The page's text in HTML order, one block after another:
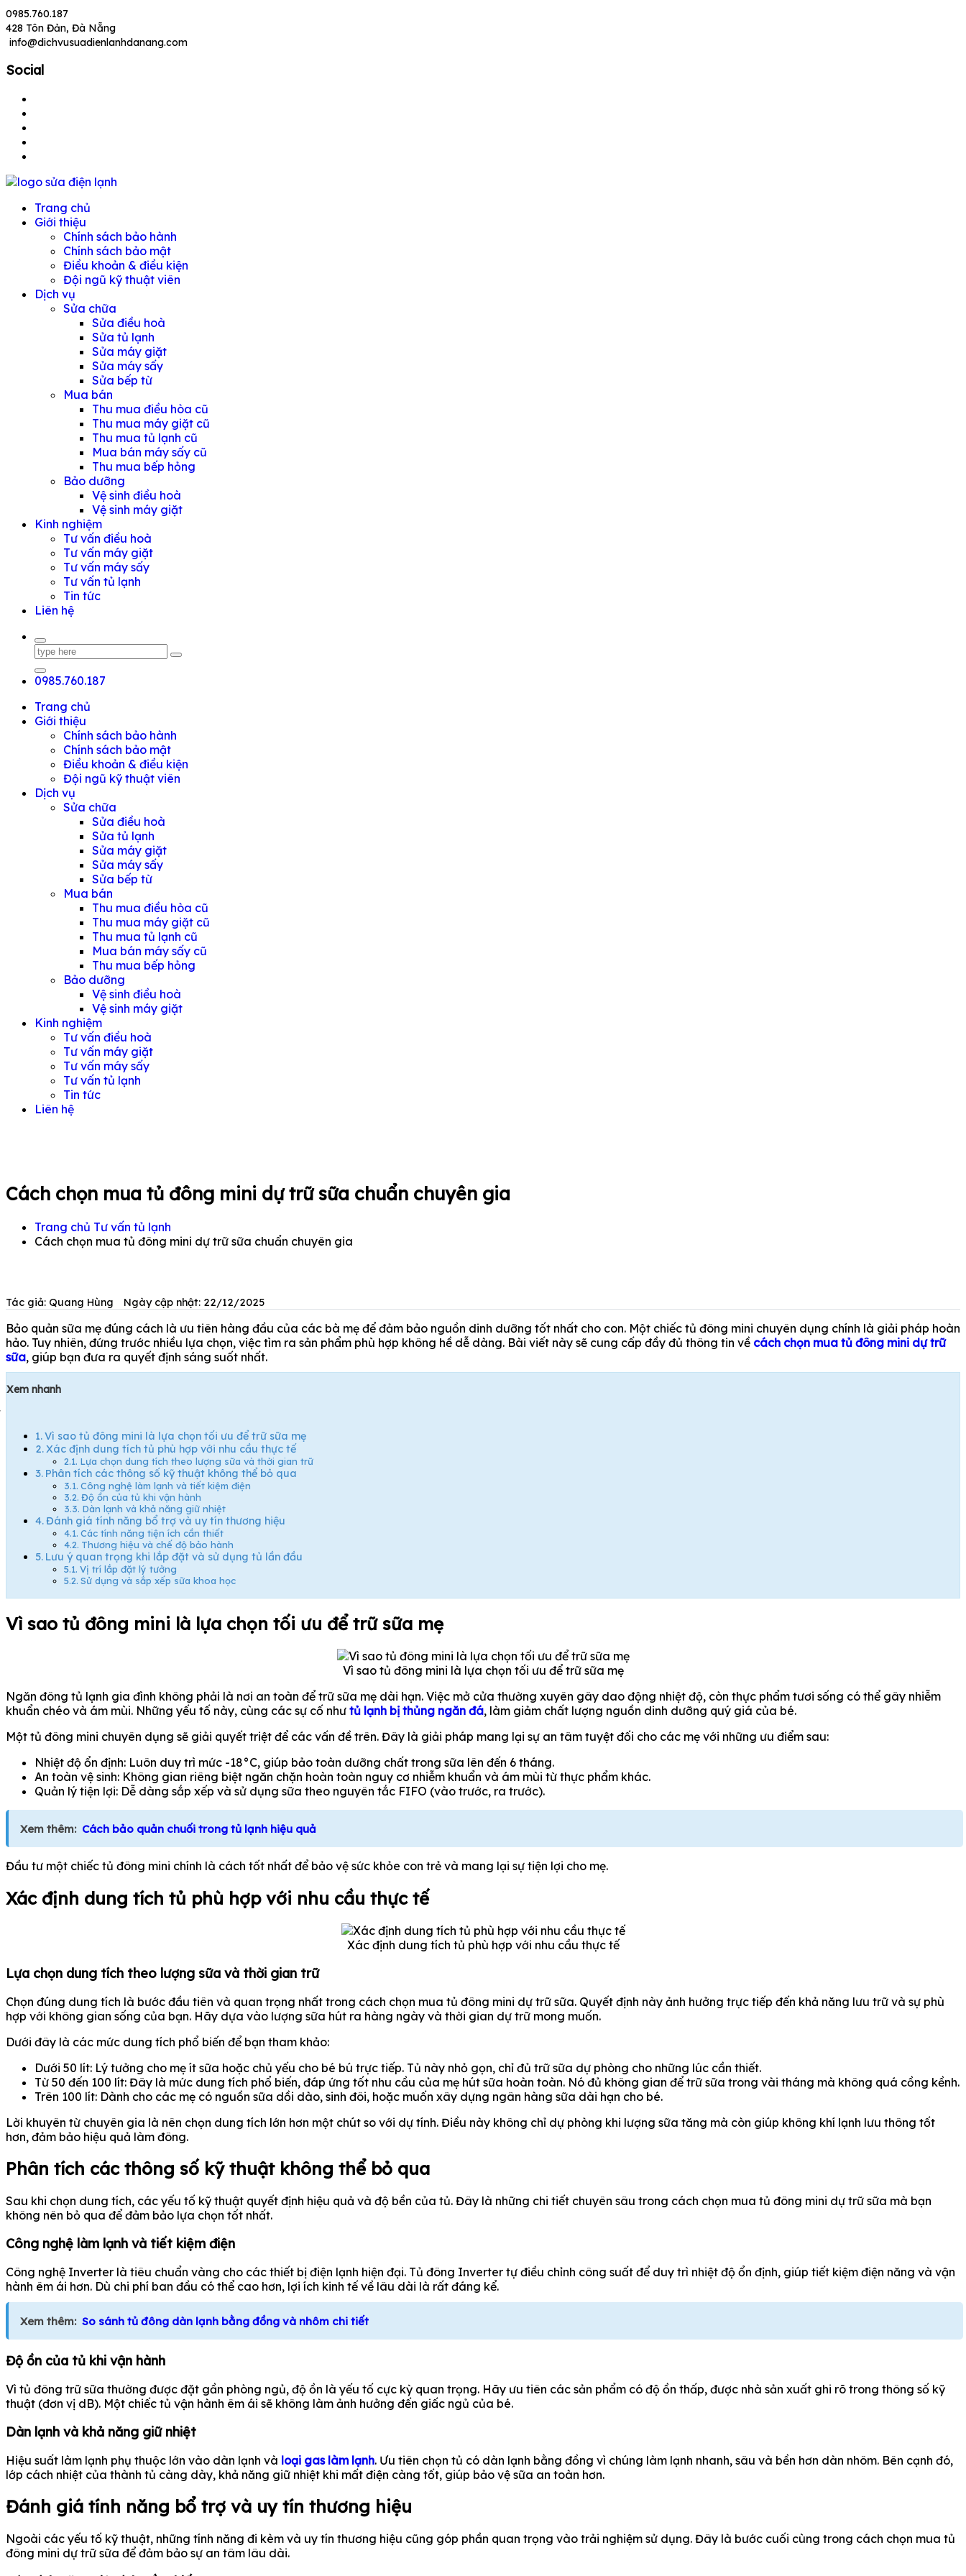
Skip
to
content
0985.760.187
428 Tôn Đản, Đà Nẵng
info@dichvusuadienlanhdanang.com
Social
Chuyên sửa máy giặt, tủ lạnh, điều hoà tại Đà Nẵng
Trang chủ
Giới thiệu
Chính sách bảo hành
Chính sách bảo mật
Điều khoản & điều kiện
Đội ngũ kỹ thuật viên
Dịch vụ
Sửa chữa
Sửa điều hoà
Sửa tủ lạnh
Sửa máy giặt
Sửa máy sấy
Sửa bếp từ
Mua bán
Thu mua điều hòa cũ
Thu mua máy giặt cũ
Thu mua tủ lạnh cũ
Mua bán máy sấy cũ
Thu mua bếp hỏng
Bảo dưỡng
Vệ sinh điều hoà
Vệ sinh máy giặt
Kinh nghiệm
Tư vấn điều hoà
Tư vấn máy giặt
Tư vấn máy sấy
Tư vấn tủ lạnh
Tin tức
Liên hệ
0985.760.187
Trang chủ
Giới thiệu
Chính sách bảo hành
Chính sách bảo mật
Điều khoản & điều kiện
Đội ngũ kỹ thuật viên
Dịch vụ
Sửa chữa
Sửa điều hoà
Sửa tủ lạnh
Sửa máy giặt
Sửa máy sấy
Sửa bếp từ
Mua bán
Thu mua điều hòa cũ
Thu mua máy giặt cũ
Thu mua tủ lạnh cũ
Mua bán máy sấy cũ
Thu mua bếp hỏng
Bảo dưỡng
Vệ sinh điều hoà
Vệ sinh máy giặt
Kinh nghiệm
Tư vấn điều hoà
Tư vấn máy giặt
Tư vấn máy sấy
Tư vấn tủ lạnh
Tin tức
Liên hệ
Cách chọn mua tủ đông mini dự trữ sữa chuẩn chuyên gia
Trang chủ Tư vấn tủ lạnh
Cách chọn mua tủ đông mini dự trữ sữa chuẩn chuyên gia
Tác giả: Quang Hùng Ngày cập nhật: 22/12/2025
Bảo quản sữa mẹ đúng cách là ưu tiên hàng đầu của các bà mẹ để đảm bảo nguồn dinh dưỡng tốt nhất cho con. Một chiếc tủ đông mini chuyên dụng chính là giải pháp hoàn
hảo. Tuy nhiên, đứng trước nhiều lựa chọn, việc tìm ra sản phẩm phù hợp không hề dễ dàng. Bài viết này sẽ cung cấp đầy đủ thông tin về cách chọn mua tủ đông mini dự trữ
sữa, giúp bạn đưa ra quyết định sáng suốt nhất.
Xem nhanh
Vì sao tủ đông mini là lựa chọn tối ưu để trữ sữa mẹ
Xác định dung tích tủ phù hợp với nhu cầu thực tế
Lựa chọn dung tích theo lượng sữa và thời gian trữ
Phân tích các thông số kỹ thuật không thể bỏ qua
Công nghệ làm lạnh và tiết kiệm điện
Độ ồn của tủ khi vận hành
Dàn lạnh và khả năng giữ nhiệt
Đánh giá tính năng bổ trợ và uy tín thương hiệu
Các tính năng tiện ích cần thiết
Thương hiệu và chế độ bảo hành
Lưu ý quan trọng khi lắp đặt và sử dụng tủ lần đầu
Vị trí lắp đặt lý tưởng
Sử dụng và sắp xếp sữa khoa học
Vì sao tủ đông mini là lựa chọn tối ưu để trữ sữa mẹ
Vì sao tủ đông mini là lựa chọn tối ưu để trữ sữa mẹ
Ngăn đông tủ lạnh gia đình không phải là nơi an toàn để trữ sữa mẹ dài hạn. Việc mở cửa thường xuyên gây dao động nhiệt độ, còn thực phẩm tươi sống có thể gây nhiễm
khuẩn chéo và ám mùi. Những yếu tố này, cùng các sự cố như tủ lạnh bị thủng ngăn đá, làm giảm chất lượng nguồn dinh dưỡng quý giá của bé.
Một tủ đông mini chuyên dụng sẽ giải quyết triệt để các vấn đề trên. Đây là giải pháp mang lại sự an tâm tuyệt đối cho các mẹ với những ưu điểm sau:
Nhiệt độ ổn định: Luôn duy trì mức -18°C, giúp bảo toàn dưỡng chất trong sữa lên đến 6 tháng.
An toàn vệ sinh: Không gian riêng biệt ngăn chặn hoàn toàn nguy cơ nhiễm khuẩn và ám mùi từ thực phẩm khác.
Quản lý tiện lợi: Dễ dàng sắp xếp và sử dụng sữa theo nguyên tắc FIFO (vào trước, ra trước).
Xem thêm: Cách bảo quản chuối trong tủ lạnh hiệu quả
Đầu tư một chiếc tủ đông mini chính là cách tốt nhất để bảo vệ sức khỏe con trẻ và mang lại sự tiện lợi cho mẹ.
Xác định dung tích tủ phù hợp với nhu cầu thực tế
Xác định dung tích tủ phù hợp với nhu cầu thực tế
Lựa chọn dung tích theo lượng sữa và thời gian trữ
Chọn đúng dung tích là bước đầu tiên và quan trọng nhất trong cách chọn mua tủ đông mini dự trữ sữa. Quyết định này ảnh hưởng trực tiếp đến khả năng lưu trữ và sự phù
hợp với không gian sống của bạn. Hãy dựa vào lượng sữa hút ra hàng ngày và thời gian dự trữ mong muốn.
Dưới đây là các mức dung tích phổ biến để bạn tham khảo:
Dưới 50 lít: Lý tưởng cho mẹ ít sữa hoặc chủ yếu cho bé bú trực tiếp. Tủ này nhỏ gọn, chỉ đủ trữ sữa dự phòng cho những lúc cần thiết.
Từ 50 đến 100 lít: Đây là mức dung tích phổ biến, đáp ứng tốt nhu cầu của mẹ hút sữa hoàn toàn. Nó đủ không gian để trữ sữa trong vài tháng mà không quá cồng kềnh.
Trên 100 lít: Dành cho các mẹ có nguồn sữa dồi dào, sinh đôi, hoặc muốn xây dựng ngân hàng sữa dài hạn cho bé.
Lời khuyên từ chuyên gia là nên chọn dung tích lớn hơn một chút so với dự tính. Điều này không chỉ dự phòng khi lượng sữa tăng mà còn giúp không khí lạnh lưu thông tốt
hơn, đảm bảo hiệu quả làm đông.
Phân tích các thông số kỹ thuật không thể bỏ qua
Sau khi chọn dung tích, các yếu tố kỹ thuật quyết định hiệu quả và độ bền của tủ. Đây là những chi tiết chuyên sâu trong cách chọn mua tủ đông mini dự trữ sữa mà bạn
không nên bỏ qua để đảm bảo lựa chọn tốt nhất.
Công nghệ làm lạnh và tiết kiệm điện
Công nghệ Inverter là tiêu chuẩn vàng cho các thiết bị điện lạnh hiện đại. Tủ đông Inverter tự điều chỉnh công suất để duy trì nhiệt độ ổn định, giúp tiết kiệm điện năng và vận
hành êm ái hơn. Dù chi phí ban đầu có thể cao hơn, lợi ích kinh tế về lâu dài là rất đáng kể.
Xem thêm: So sánh tủ đông dàn lạnh bằng đồng và nhôm chi tiết
Độ ồn của tủ khi vận hành
Vì tủ đông trữ sữa thường được đặt gần phòng ngủ, độ ồn là yếu tố cực kỳ quan trọng. Hãy ưu tiên các sản phẩm có độ ồn thấp, được nhà sản xuất ghi rõ trong thông số kỹ
thuật (đơn vị dB). Một chiếc tủ vận hành êm ái sẽ không làm ảnh hưởng đến giấc ngủ của bé.
Dàn lạnh và khả năng giữ nhiệt
Hiệu suất làm lạnh phụ thuộc lớn vào dàn lạnh và loại gas làm lạnh. Ưu tiên chọn tủ có dàn lạnh bằng đồng vì chúng làm lạnh nhanh, sâu và bền hơn dàn nhôm. Bên cạnh đó,
lớp cách nhiệt của thành tủ càng dày, khả năng giữ nhiệt khi mất điện càng tốt, giúp bảo vệ sữa an toàn hơn.
Đánh giá tính năng bổ trợ và uy tín thương hiệu
Ngoài các yếu tố kỹ thuật, những tính năng đi kèm và uy tín thương hiệu cũng góp phần quan trọng vào trải nghiệm sử dụng. Đây là bước cuối cùng trong cách chọn mua tủ
đông mini dự trữ sữa để đảm bảo sự an tâm lâu dài.